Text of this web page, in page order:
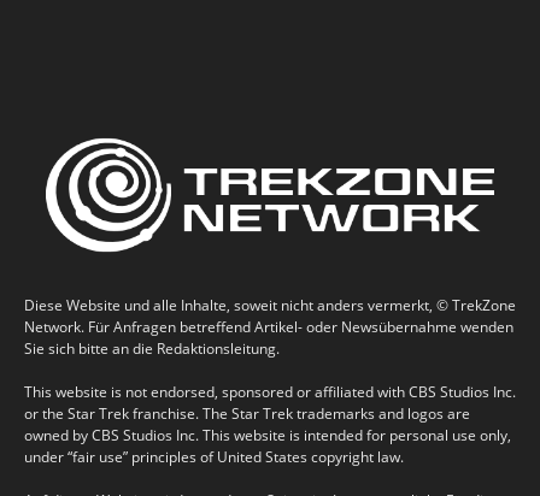
Diese Website und alle Inhalte, soweit nicht anders vermerkt, © TrekZone
Network. Für Anfragen betreffend Artikel- oder Newsübernahme wenden
Sie sich bitte an die Redaktionsleitung.
This website is not endorsed, sponsored or affiliated with CBS Studios Inc.
or the Star Trek franchise. The Star Trek trademarks and logos are
owned by CBS Studios Inc. This website is intended for personal use only,
under “fair use” principles of United States copyright law.